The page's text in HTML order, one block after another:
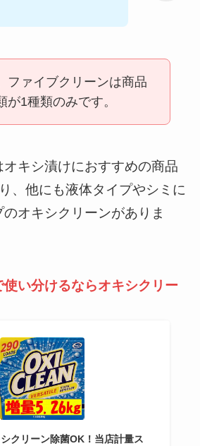
ファイブクリーンは商品
が1種類のみです。
キシ漬けにおすすめの商品
、他にも液体タイプやシミに
オキシクリーンがありま
い分けるならオキシクリー
シクリーン除菌OK！当店計量ス